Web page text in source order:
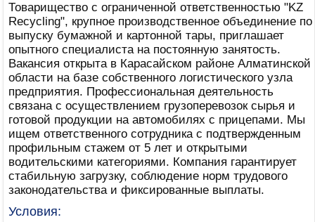
Товарищество с ограниченной ответственностью "KZ
Recycling", крупное производственное объединение по
выпуску бумажной и картонной тары, приглашает
опытного специалиста на постоянную занятость.
Вакансия открыта в Карасайском районе Алматинской
области на базе собственного логистического узла
предприятия. Профессиональная деятельность
связана с осуществлением грузоперевозок сырья и
готовой продукции на автомобилях с прицепами. Мы
ищем ответственного сотрудника с подтвержденным
профильным стажем от 5 лет и открытыми
водительскими категориями. Компания гарантирует
стабильную загрузку, соблюдение норм трудового
законодательства и фиксированные выплаты.
Условия: